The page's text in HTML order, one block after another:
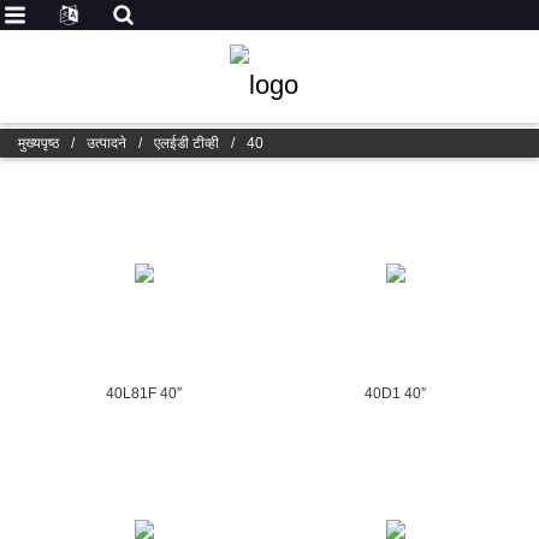
मुख्यपृष्ठ / उत्पादने / एलईडी टीव्ही / 40
40L81F 40″ 40D1 40″